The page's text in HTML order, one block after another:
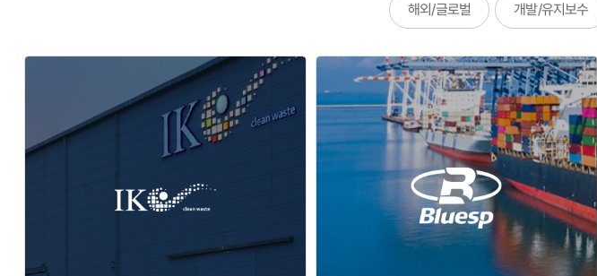
해외/글로벌 개발/유지보수